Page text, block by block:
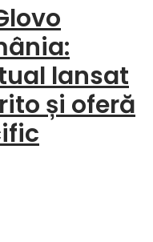
lansat
și oferă